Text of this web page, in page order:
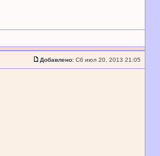
Добавлено: Сб июл 20, 2013 21:05